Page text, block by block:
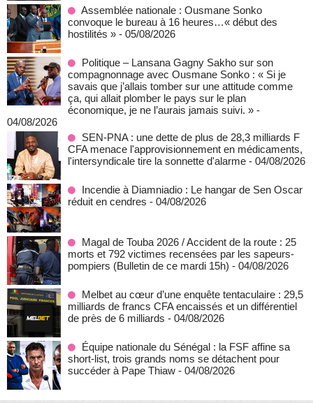
Assemblée nationale : Ousmane Sonko
convoque le bureau à 16 heures…« début des
hostilités » - 05/08/2026
Politique – Lansana Gagny Sakho sur son
compagnonnage avec Ousmane Sonko : « Si je
savais que j’allais tomber sur une attitude comme
ça, qui allait plomber le pays sur le plan
économique, je ne l’aurais jamais suivi. » -
04/08/2026
SEN-PNA : une dette de plus de 28,3 milliards F
CFA menace l'approvisionnement en médicaments,
l'intersyndicale tire la sonnette d'alarme - 04/08/2026
Incendie à Diamniadio : Le hangar de Sen Oscar
réduit en cendres - 04/08/2026
Magal de Touba 2026 / Accident de la route : 25
morts et 792 victimes recensées par les sapeurs-
pompiers (Bulletin de ce mardi 15h) - 04/08/2026
Melbet au cœur d’une enquête tentaculaire : 29,5
milliards de francs CFA encaissés et un différentiel
de près de 6 milliards - 04/08/2026
Équipe nationale du Sénégal : la FSF affine sa
short-list, trois grands noms se détachent pour
succéder à Pape Thiaw - 04/08/2026